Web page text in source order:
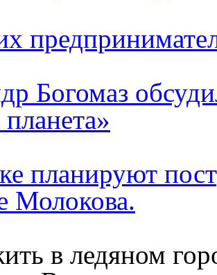
Богомаз
планируют
Молокова.
в ледяном